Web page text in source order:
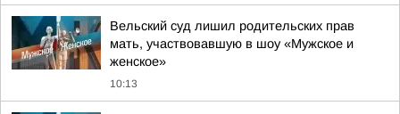
Вельский суд лишил родительских прав
мать, участвовавшую в шоу «Мужское и
женское»
10:13